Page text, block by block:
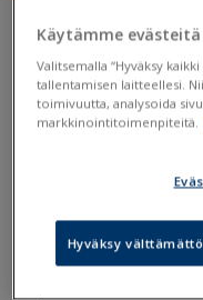
Olet tässä:Viestintä>
Kiireelliset
lähettää Wilmasta
Tällaisiin viesteihin
Käytämme evästeitä
Valitsemalla “Hyväksy
tallentamisen laitteellesi.
toimivuutta, analysoida
markkinointitoimenpiteitä.
Hyväksy